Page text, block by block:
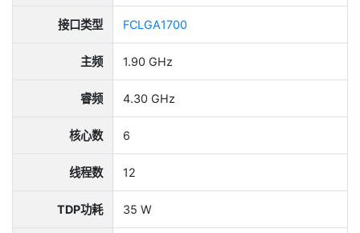
接口类型 FCLGA1700
主频 1.90 GHz
睿频 4.30 GHz
核心数 6
线程数 12
TDP功耗 35 W